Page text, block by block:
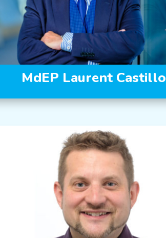
MdEP Laurent Castillo